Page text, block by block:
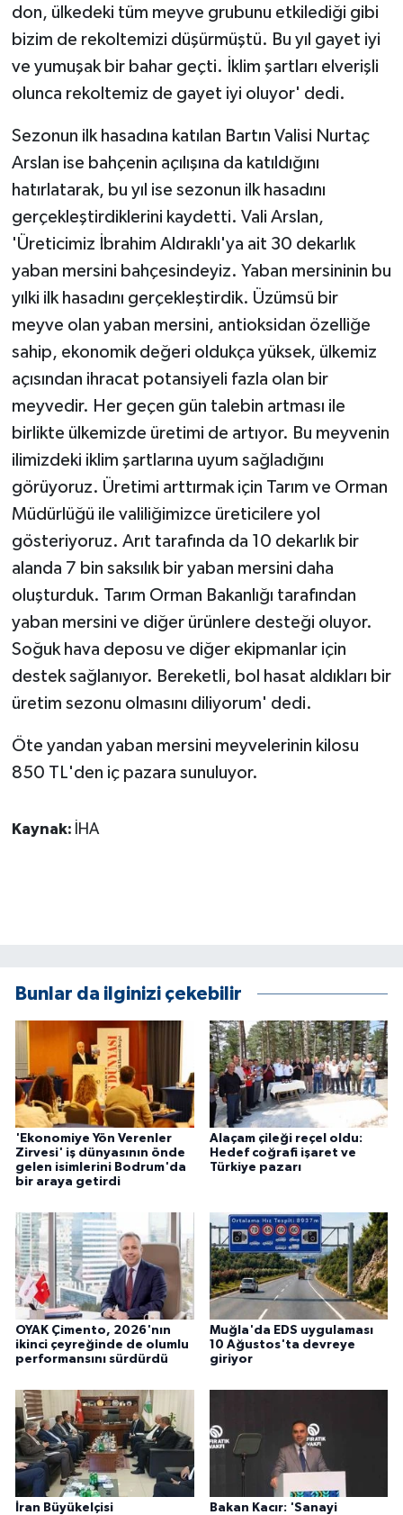
don, ülkedeki tüm meyve grubunu etkilediği gibi
bizim de rekoltemizi düşürmüştü. Bu yıl gayet iyi
ve yumuşak bir bahar geçti. İklim şartları elverişli
olunca rekoltemiz de gayet iyi oluyor' dedi.
Sezonun ilk hasadına katılan Bartın Valisi Nurtaç
Arslan ise bahçenin açılışına da katıldığını
hatırlatarak, bu yıl ise sezonun ilk hasadını
gerçekleştirdiklerini kaydetti. Vali Arslan,
'Üreticimiz İbrahim Aldıraklı'ya ait 30 dekarlık
yaban mersini bahçesindeyiz. Yaban mersininin bu
yılki ilk hasadını gerçekleştirdik. Üzümsü bir
meyve olan yaban mersini, antioksidan özelliğe
sahip, ekonomik değeri oldukça yüksek, ülkemiz
açısından ihracat potansiyeli fazla olan bir
meyvedir. Her geçen gün talebin artması ile
birlikte ülkemizde üretimi de artıyor. Bu meyvenin
ilimizdeki iklim şartlarına uyum sağladığını
görüyoruz. Üretimi arttırmak için Tarım ve Orman
Müdürlüğü ile valiliğimizce üreticilere yol
gösteriyoruz. Arıt tarafında da 10 dekarlık bir
alanda 7 bin saksılık bir yaban mersini daha
oluşturduk. Tarım Orman Bakanlığı tarafından
yaban mersini ve diğer ürünlere desteği oluyor.
Soğuk hava deposu ve diğer ekipmanlar için
destek sağlanıyor. Bereketli, bol hasat aldıkları bir
üretim sezonu olmasını diliyorum' dedi.
Öte yandan yaban mersini meyvelerinin kilosu
850 TL'den iç pazara sunuluyor.
Kaynak: İHA
Bunlar da ilginizi çekebilir
'Ekonomiye Yön Verenler
Zirvesi' iş dünyasının önde
gelen isimlerini Bodrum'da
bir araya getirdi
Alaçam çileği reçel oldu:
Hedef coğrafi işaret ve
Türkiye pazarı
OYAK Çimento, 2026'nın
ikinci çeyreğinde de olumlu
performansını sürdürdü
Muğla'da EDS uygulaması
10 Ağustos'ta devreye
giriyor
İran Büyükelçisi Bakan Kacır: 'Sanayi
YEREL